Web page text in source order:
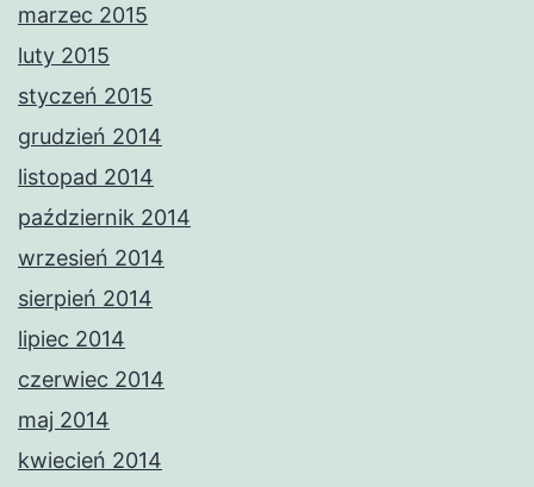
marzec 2015
luty 2015
styczeń 2015
grudzień 2014
listopad 2014
październik 2014
wrzesień 2014
sierpień 2014
lipiec 2014
czerwiec 2014
maj 2014
kwiecień 2014